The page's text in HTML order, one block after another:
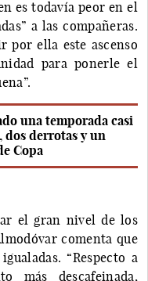
es todavía peor en el
a las compañeras.
por ella este ascenso
para ponerle el
una temporada casi
dos derrotas y un
Copa
el gran nivel de los
comenta que
“Respecto a
más descafeinada,